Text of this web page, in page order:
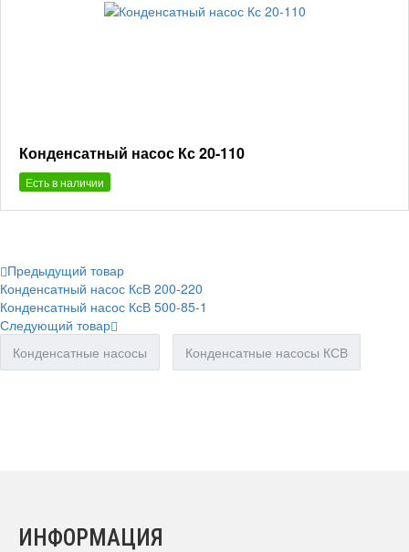
Конденсатный насос Кс 20-110
Есть в наличии
Предыдущий товар
Конденсатный насос КсВ 200-220
Конденсатный насос КсВ 500-85-1
Следующий товар
Конденсатные насосы
Конденсатные насосы КСВ
ИНФОРМАЦИЯ